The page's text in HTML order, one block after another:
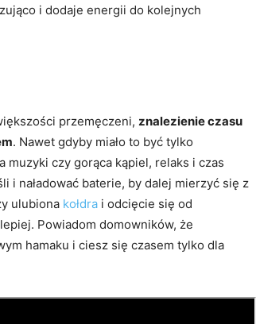
i dodaje energii do kolejnych
przemęczeni, znalezienie czasu
. Nawet gdyby miało to być tylko
muzyki czy gorąca kąpiel, relaks i czas
i naładować baterie, by dalej mierzyć się z
ulubiona kołdra i odcięcie się od
Powiadom domowników, że
hamaku i ciesz się czasem tylko dla